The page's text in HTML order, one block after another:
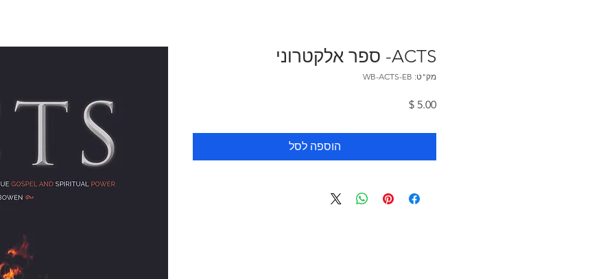
ACTS- ספר אלקטרוני
מק"ט: WB-ACTS-EB
מחיר
הוספה לסל